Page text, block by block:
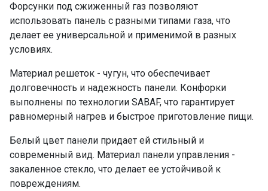
Форсунки под сжиженный газ позволяют
использовать панель с разными типами газа, что
делает ее универсальной и применимой в разных
условиях.
Материал решеток - чугун, что обеспечивает
долговечность и надежность панели. Конфорки
выполнены по технологии SABAF, что гарантирует
равномерный нагрев и быстрое приготовление пищи.
Белый цвет панели придает ей стильный и
современный вид. Материал панели управления -
закаленное стекло, что делает ее устойчивой к
повреждениям.